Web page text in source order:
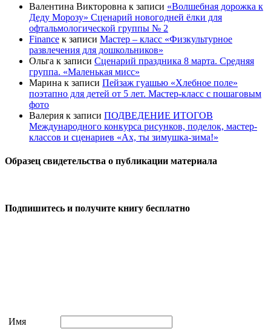
Валентина Викторовна к записи «Волшебная дорожка к
Деду Морозу» Сценарий новогодней ёлки для
офтальмологической группы № 2
Finance к записи Мастер – класс «Физкультурное
развлечения для дошкольников»
Ольга к записи Сценарий праздника 8 марта. Средняя
группа. «Маленькая мисс»
Марина к записи Пейзаж гуашью «Хлебное поле»
поэтапно для детей от 5 лет. Мастер-класс с пошаговым
фото
Валерия к записи ПОДВЕДЕНИЕ ИТОГОВ
Международного конкурса рисунков, поделок, мастер-
классов и сценариев «Ах, ты зимушка-зима!»
Образец свидетельства о публикации материала
Подпишитесь и получите книгу бесплатно
Имя